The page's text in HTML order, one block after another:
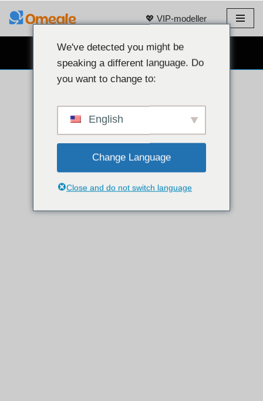
💖 VIP-modeller
GRATIS WEBBKAMERACHATT 👉
We've detected you might be
speaking a different language. Do
you want to change to:
English
Change Language
Close and do not switch language